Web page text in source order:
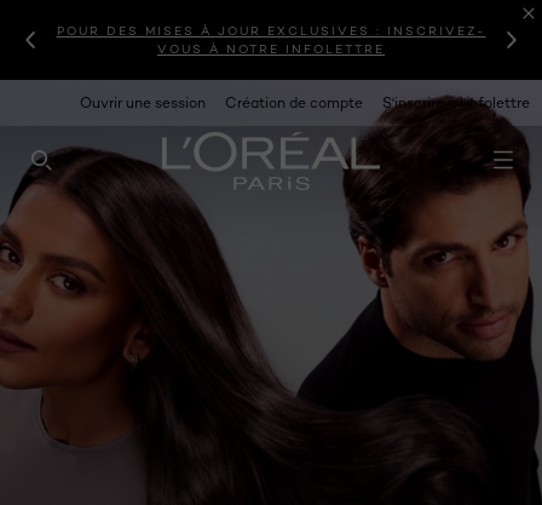
POUR DES MISES À JOUR EXCLUSIVES : INSCRIVEZ-
VOUS À NOTRE INFOLETTRE
Ouvrir une session Création de compte S'inscrire à l'infolettre
RECHERCHE CE SITE